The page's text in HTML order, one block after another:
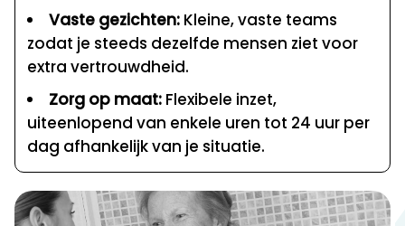
Vaste gezichten: Kleine, vaste teams
zodat je steeds dezelfde mensen ziet voor
extra vertrouwdheid.
Zorg op maat: Flexibele inzet,
uiteenlopend van enkele uren tot 24 uur per
dag afhankelijk van je situatie.